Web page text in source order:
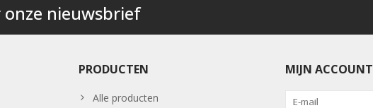
onze nieuwsbrief
PRODUCTEN
Alle producten
MIJN ACCOUNT